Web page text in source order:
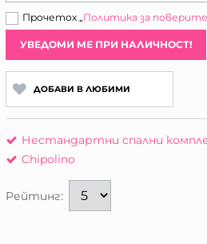
Прочетох „Политика за
УВЕДОМИ МЕ ПРИ НАЛИЧНОСТ!
ДОБАВИ В ЛЮБИМИ
Нестандартни спални
Chipolino
Рейтинг: